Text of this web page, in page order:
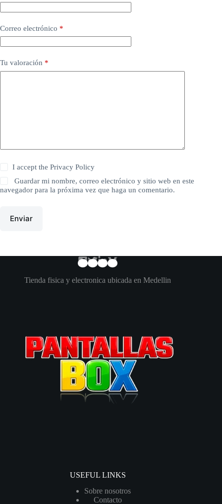
Correo electrónico *
Tu valoración *
I accept thePrivacy Policy
Guardar mi nombre, correo electrónico y sitio web en este
navegador para la próxima vez que haga un comentario.
Enviar
Tienda fisica y electronica ubicada en Medellin
USEFUL LINKS
Sobre nosotros
Contacto